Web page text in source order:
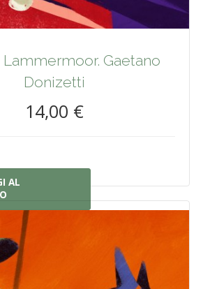
Lammermoor. Gaetano
Donizetti
14,00 €
AL